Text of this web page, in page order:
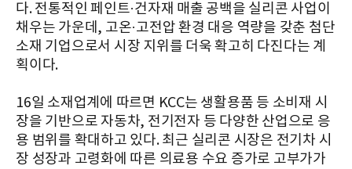
다. 전통적인 페인트·건자재 매출 공백을 실리콘 사업이
채우는 가운데, 고온·고전압 환경 대응 역량을 갖춘 첨단
소재 기업으로서 시장 지위를 더욱 확고히 다진다는 계
획이다.
16일 소재업계에 따르면 KCC는 생활용품 등 소비재 시
장을 기반으로 자동차, 전기전자 등 다양한 산업으로 응
용 범위를 확대하고 있다. 최근 실리콘 시장은 전기차 시
장 성장과 고령화에 따른 의료용 수요 증가로 고부가가